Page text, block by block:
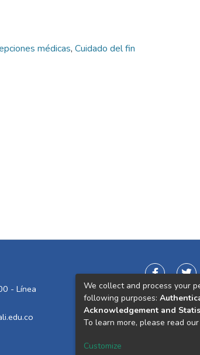
médicas, Cuidado del fin
- Línea
We collect and process your
following purposes:
Acknowledgement and
To learn more, please read our
Customize